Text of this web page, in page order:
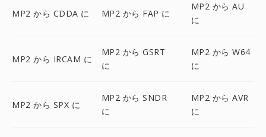
MP2 から CDDA に MP2 から FAP に
MP2 から AU
に
MP2 から IRCAM に
MP2 から GSRT
に
MP2 から W64
に
MP2 から SPX に
MP2 から SNDR
に
MP2 から AVR
に